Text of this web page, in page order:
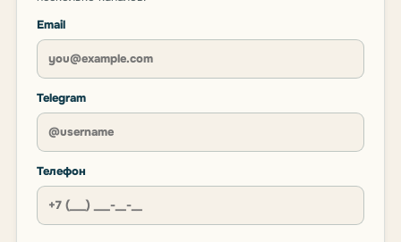
Email
Telegram
Телефон